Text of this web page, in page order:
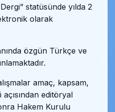
statüsünde yılda 2
olarak
özgün Türkçe ve
amaç, kapsam,
editöryal
Hakem Kurulu